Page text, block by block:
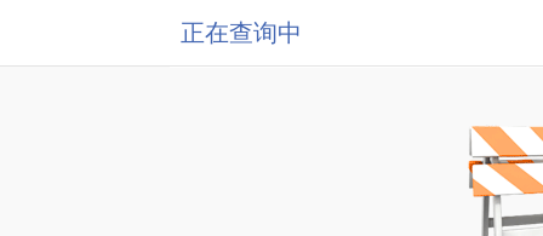
正在查询中